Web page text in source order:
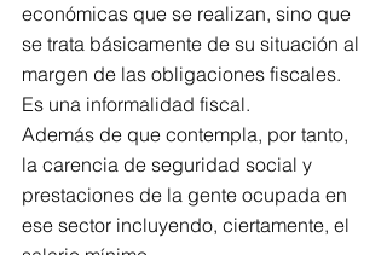
económicas que se realizan, sino que
se trata básicamente de su situación al
margen de las obligaciones fiscales.
Es una informalidad fiscal.
Además de que contempla, por tanto,
la carencia de seguridad social y
prestaciones de la gente ocupada en
ese sector incluyendo, ciertamente, el